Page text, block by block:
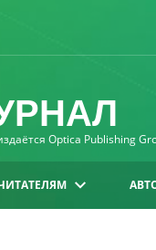
Optica Publishing